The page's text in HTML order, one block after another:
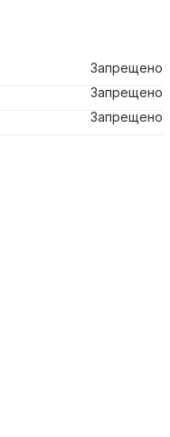
Запрещено
Запрещено
Запрещено